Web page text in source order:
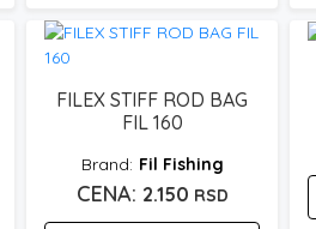
FILEX STIFF ROD BAG
FIL 160
Fil Fishing
2.150 RSD